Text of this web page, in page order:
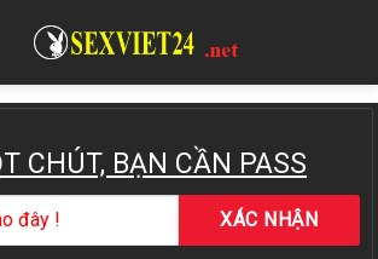
CHÚT, BẠN CẦN PASS